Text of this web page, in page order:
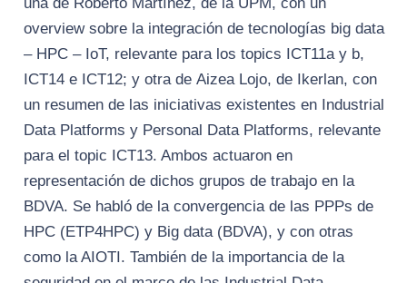
overview sobre la integración de tecnologías big data
– HPC – IoT, relevante para los topics ICT11a y b,
ICT14 e ICT12; y otra de Aizea Lojo, de Ikerlan, con
un resumen de las iniciativas existentes en Industrial
Data Platforms y Personal Data Platforms, relevante
para el topic ICT13. Ambos actuaron en
representación de dichos grupos de trabajo en la
BDVA. Se habló de la convergencia de las PPPs de
HPC (ETP4HPC) y Big data (BDVA), y con otras
como la AIOTI. También de la importancia de la